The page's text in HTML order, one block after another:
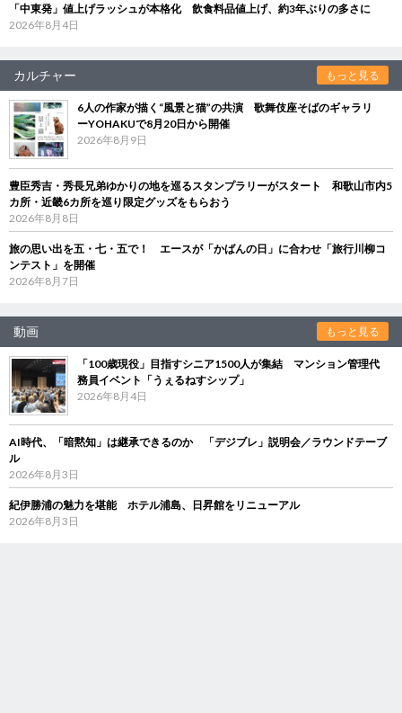
「中東発」値上げラッシュが本格化 飲食料品値上げ、約3年ぶりの多さに
2026年8月4日
カルチャー もっと見る
6人の作家が描く“風景と猫”の共演 歌舞伎座そばのギャラリ
ーYOHAKUで8月20日から開催
2026年8月9日
豊臣秀吉・秀長兄弟ゆかりの地を巡るスタンプラリーがスタート 和歌山市内5
カ所・近畿6カ所を巡り限定グッズをもらおう
2026年8月8日
旅の思い出を五・七・五で！ エースが「かばんの日」に合わせ「旅行川柳コ
ンテスト」を開催
2026年8月7日
動画 もっと見る
「100歳現役」目指すシニア1500人が集結 マンション管理代
務員イベント「うぇるねすシップ」
2026年8月4日
AI時代、「暗黙知」は継承できるのか 「デジブレ」説明会／ラウンドテーブ
ル
2026年8月3日
紀伊勝浦の魅力を堪能 ホテル浦島、日昇館をリニューアル
2026年8月3日